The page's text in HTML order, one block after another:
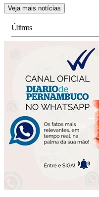
Veja mais notícias
Últimas